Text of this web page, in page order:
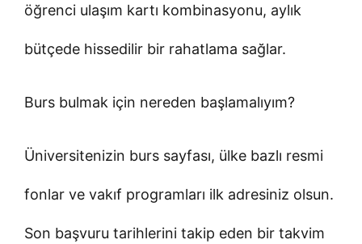
öğrenci ulaşım kartı kombinasyonu, aylık
bütçede hissedilir bir rahatlama sağlar.
Burs bulmak için nereden başlamalıyım?
Üniversitenizin burs sayfası, ülke bazlı resmi
fonlar ve vakıf programları ilk adresiniz olsun.
Son başvuru tarihlerini takip eden bir takvim